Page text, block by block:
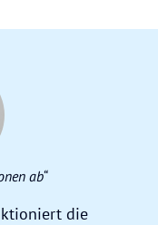
ab“
die